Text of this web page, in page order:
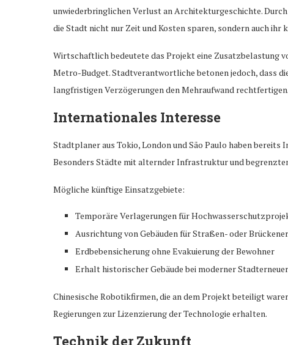
unwiederbringlichen Verlust an Architekturgeschichte.
die Stadt nicht nur Zeit und Kosten sparen, sondern auch ihr
Wirtschaftlich bedeutete das Projekt eine Zusatzbelastung
Metro-Budget. Stadtverantwortliche betonen jedoch, dass
langfristigen Verzögerungen den Mehraufwand rechtfertigen.
Internationales Interesse
Stadtplaner aus Tokio, London und São Paulo haben
Besonders Städte mit alternder Infrastruktur und
Mögliche künftige Einsatzgebiete:
Temporäre Verlagerungen für
Ausrichtung von Gebäuden für Straßen- oder
Erdbebensicherung ohne Evakuierung der Bewohner
Erhalt historischer Gebäude bei moderner
Chinesische Robotikfirmen, die an dem Projekt beteiligt
Regierungen zur Lizenzierung der Technologie erhalten.
Technik der Zukunft